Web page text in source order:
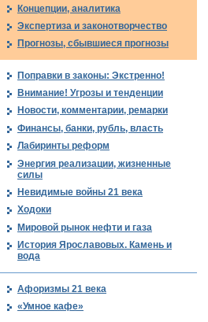
Концепции, аналитика
Экспертиза и законотворчество
Прогнозы, сбывшиеся прогнозы
Поправки в законы: Экстренно!
Внимание! Угрозы и тенденции
Новости, комментарии, ремарки
Финансы, банки, рубль, власть
Лабиринты реформ
Энергия реализации, жизненные
силы
Невидимые войны 21 века
Ходоки
Мировой рынок нефти и газа
История Ярославовых. Камень и
вода
Афоризмы 21 века
«Умное кафе»